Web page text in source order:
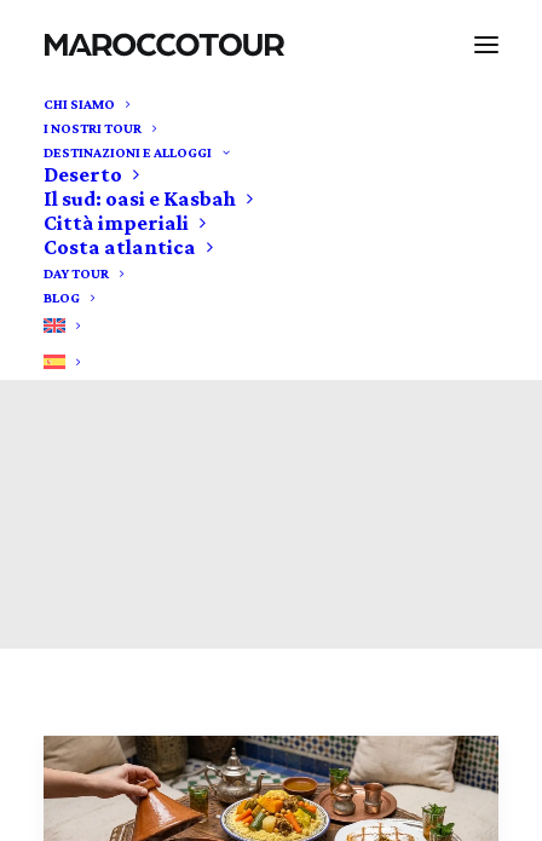
CHI SIAMO
I NOSTRI TOUR
DESTINAZIONI E ALLOGGI
Deserto
Il sud: oasi e Kasbah
Città imperiali
Costa atlantica
DAY TOUR
BLOG